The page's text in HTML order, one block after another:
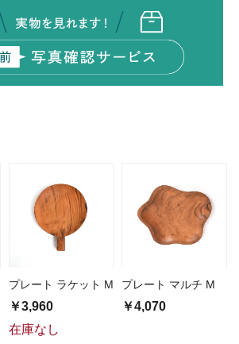
プレート ラケット M
￥3,960
在庫なし
プレート マルチ M
￥4,070